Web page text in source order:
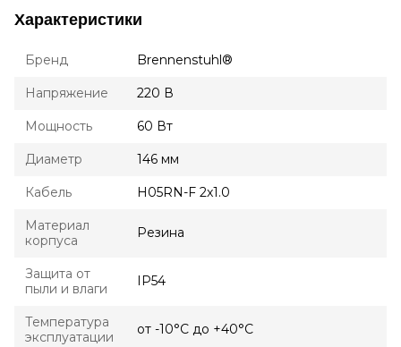
Характеристики
Бренд Brennenstuhl®
Напряжение 220 В
Мощность 60 Вт
Диаметр 146 мм
Кабель H05RN-F 2x1.0
Материал
корпуса
Резина
Защита от
пыли и влаги
IP54
Температура
эксплуатации
от -10°С до +40°С